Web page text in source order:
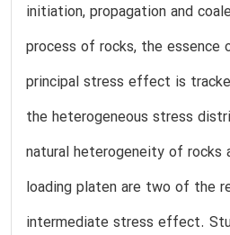
initiation, propagation and
process of rocks, the
principal stress effect is
the heterogeneous stress
natural heterogeneity of
loading platen are two of the
intermediate stress effect.